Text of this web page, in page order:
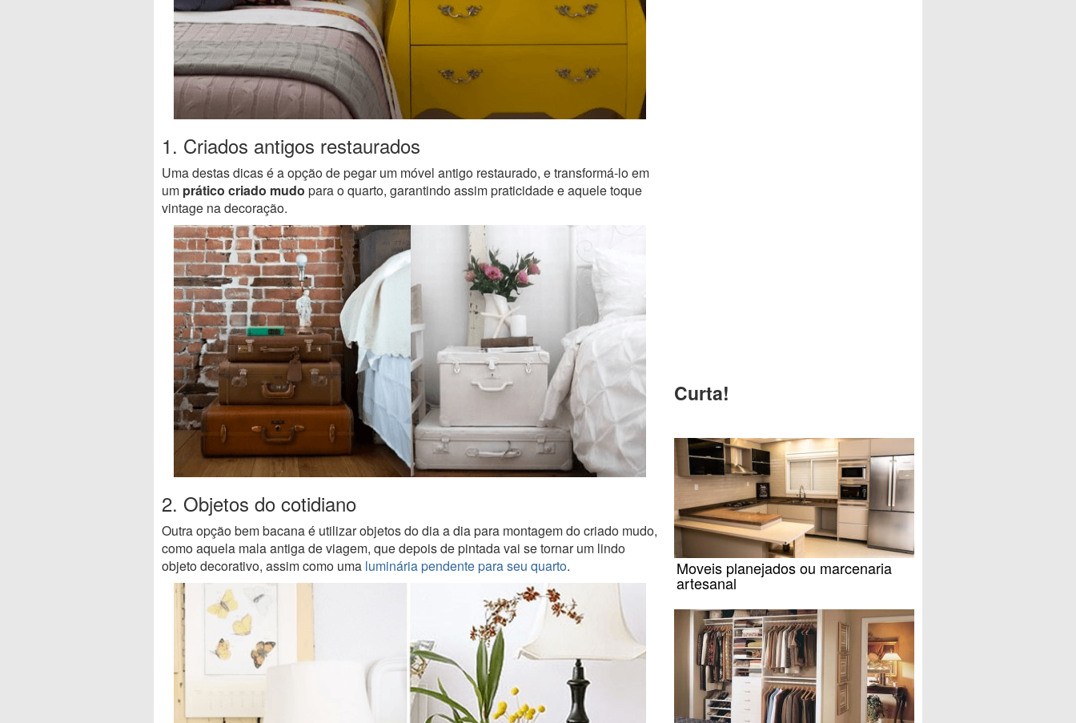
1. Criados antigos restaurados
Uma destas dicas é a opção de pegar um móvel antigo restaurado, e transformá-lo em
um prático criado mudo para o quarto, garantindo assim praticidade e aquele toque
vintage na decoração.
2. Objetos do cotidiano
Outra opção bem bacana é utilizar objetos do dia a dia para montagem do criado mudo,
como aquela mala antiga de viagem, que depois de pintada vai se tornar um lindo
objeto decorativo, assim como uma luminária pendente para seu quarto.
Curta!
Moveis planejados ou marcenaria
artesanal